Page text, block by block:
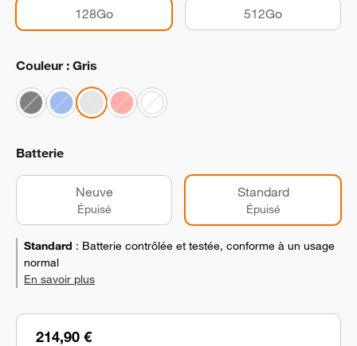
214,90 €
128Go 512Go
Couleur : Gris
Batterie
Neuve
Épuisé
Standard
Épuisé
Standard : Batterie contrôlée et testée, conforme à un usage
normal
En savoir plus